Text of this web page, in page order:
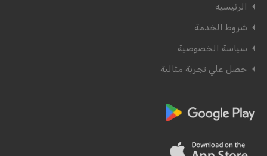
الرئيسية
شروط الخدمة
سياسة الخصوصية
حصل علي تجربة مثالية